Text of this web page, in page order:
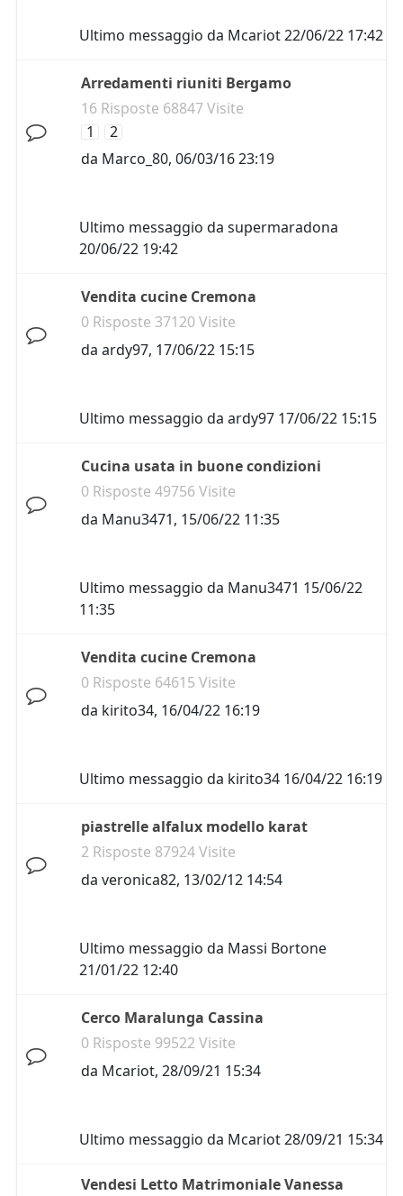
Ultimo messaggio da Mcariot22/06/22 17:42
Arredamenti riuniti Bergamo
16 Risposte 68847 Visite
1
2
da Marco_80, 06/03/16 23:19
Ultimo messaggio da supermaradona
20/06/22 19:42
Vendita cucine Cremona
0 Risposte 37120 Visite
da ardy97, 17/06/22 15:15
Ultimo messaggio da ardy97 17/06/22 15:15
Cucina usata in buone condizioni
0 Risposte 49756 Visite
da Manu3471, 15/06/22 11:35
Ultimo messaggio da Manu3471 15/06/22
11:35
Vendita cucine Cremona
0 Risposte 64615 Visite
da kirito34, 16/04/22 16:19
Ultimo messaggio da kirito34 16/04/22 16:19
piastrelle alfalux modello karat
2 Risposte 87924 Visite
da veronica82, 13/02/12 14:54
Ultimo messaggio da Massi Bortone
21/01/22 12:40
Cerco Maralunga Cassina
0 Risposte 99522 Visite
da Mcariot, 28/09/21 15:34
Ultimo messaggio da Mcariot28/09/21 15:34
Vendesi Letto Matrimoniale Vanessa